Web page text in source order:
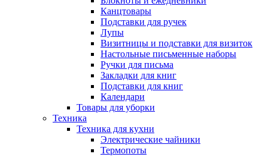
Канцтовары
Подставки для ручек
Лупы
Визитницы и подставки для визиток
Настольные письменные наборы
Ручки для письма
Закладки для книг
Подставки для книг
Календари
Товары для уборки
Техника
Техника для кухни
Электрические чайники
Термопоты